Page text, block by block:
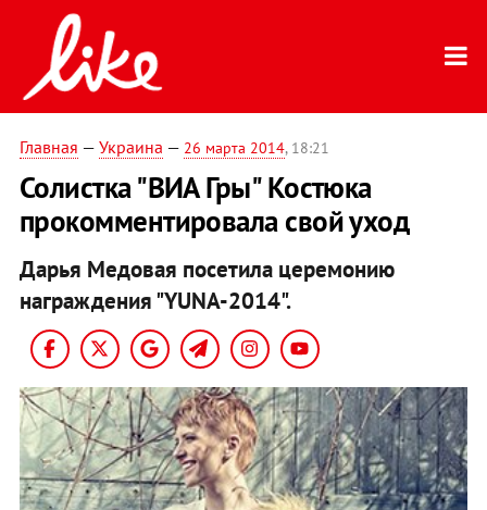
Главная — Украина — 26 марта 2014, 18:21
Солистка "ВИА Гры" Костюка
прокомментировала свой уход
Дарья Медовая посетила церемонию
награждения "YUNA-2014".